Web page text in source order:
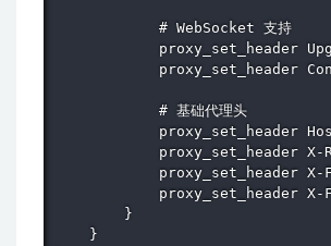
            # WebSocket 支持
proxy_set_header
proxy_set_header
            # 基础代理头
proxy_set_header
proxy_set_header X-
proxy_set_header
proxy_set_header X-
        }
    }